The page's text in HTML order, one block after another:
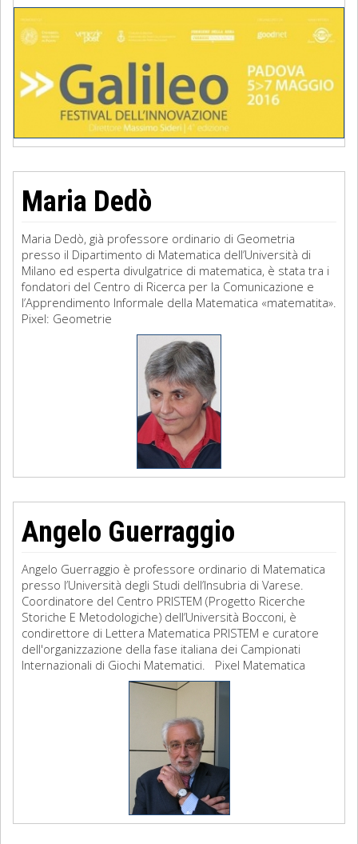
Maria Dedò
Maria Dedò, già professore ordinario di Geometria
presso il Dipartimento di Matematica dell’Università di
Milano ed esperta divulgatrice di matematica, è stata tra i
fondatori del Centro di Ricerca per la Comunicazione e
l’Apprendimento Informale della Matematica «matematita».
Pixel: Geometrie
Angelo Guerraggio
Angelo Guerraggio è professore ordinario di Matematica
presso l’Università degli Studi dell’Insubria di Varese.
Coordinatore del Centro PRISTEM (Progetto Ricerche
Storiche E Metodologiche) dell’Università Bocconi, è
condirettore di Lettera Matematica PRISTEM e curatore
dell'organizzazione della fase italiana dei Campionati
Internazionali di Giochi Matematici. Pixel Matematica